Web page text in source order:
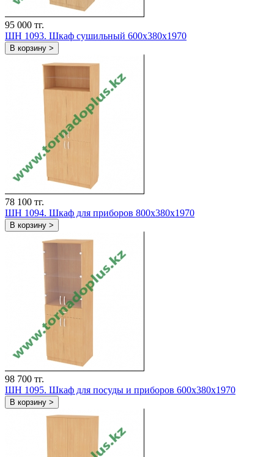
95 000 тг.
ШH 1093. Шкаф сушильный 600х380х1970
В корзину >
78 100 тг.
ШH 1094. Шкаф для приборов 800х380х1970
В корзину >
98 700 тг.
ШH 1095. Шкаф для посуды и приборов 600х380х1970
В корзину >